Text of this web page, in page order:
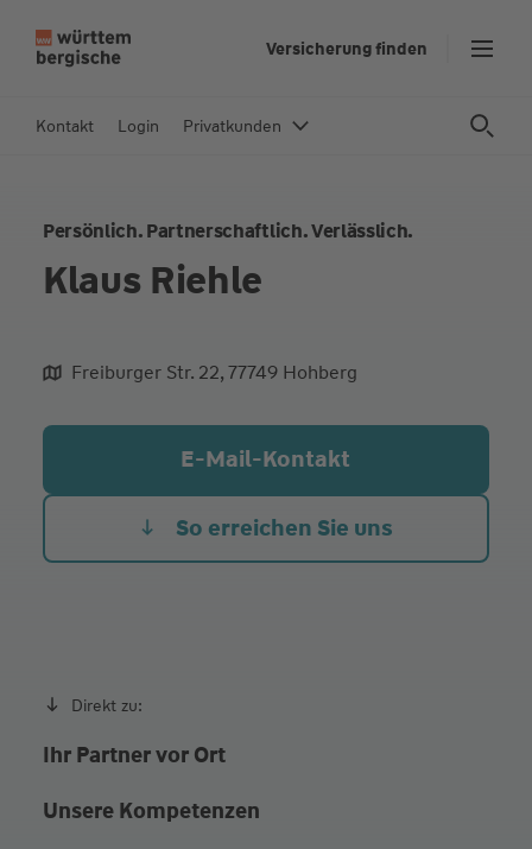
In
Versicherung finden
Kontakt Login Privatkunden
Persönlich. Partnerschaftlich. Verlässlich.
Klaus Riehle
aliqua culpa cillum ullamco
Freiburger Str. 22, 77749 Hohberg
E-Mail-Kontakt
So erreichen Sie uns
Direkt zu:
Ihr Partner vor Ort
Unsere Kompetenzen